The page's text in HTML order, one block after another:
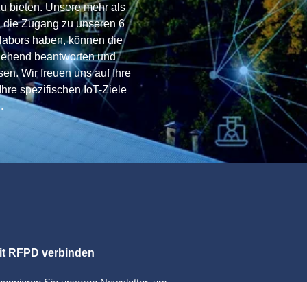
bieten. Unsere mehr als
Zugang zu unseren 6
haben, können die
beantworten und
Wir freuen uns auf Ihre
spezifischen IoT-Ziele
RFPD verbinden